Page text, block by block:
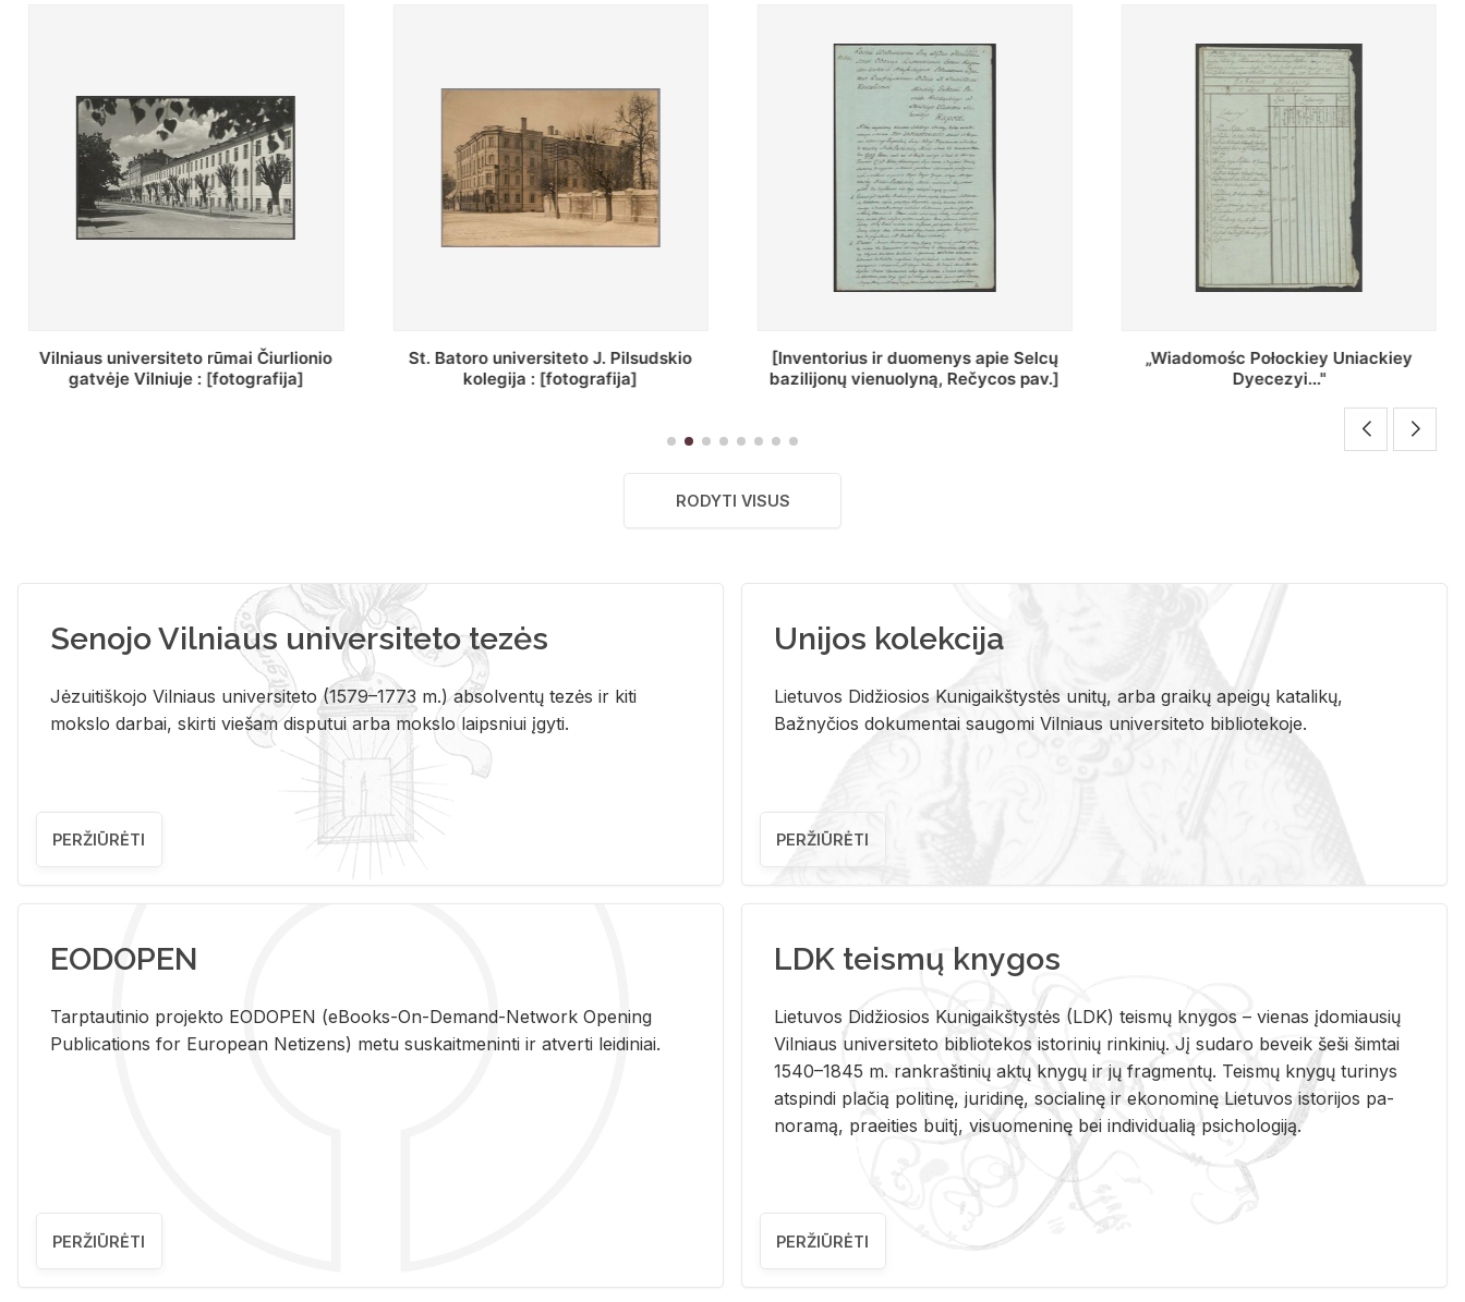
St. Batoro universiteto J. Pilsudskio
kolegija : [fotografija]
[Inventorius ir duomenys apie Selcų
bazilijonų vienuolyną, Rečycos pav.]
„Wiadomośc Połockiey Uniackiey
Dyecezyi..."
Regestr Parochow Dekanatu
Brzeskiego
RODYTI VISUS
Senojo Vilniaus universiteto tezės
Jėzuitiškojo Vilniaus universiteto (1579–1773 m.) absolventų tezės ir kiti
mokslo darbai, skirti viešam disputui arba mokslo laipsniui įgyti.
PERŽIŪRĖTI
Unijos kolekcija
Lietuvos Didžiosios Kunigaikštystės unitų, arba graikų apeigų katalikų,
Bažnyčios dokumentai saugomi Vilniaus universiteto bibliotekoje.
PERŽIŪRĖTI
EODOPEN
Tarp­tau­ti­nio pro­jek­to EO­DO­PEN (eBo­oks-On-De­mand-Ne­twork Ope­ning
Pub­li­ca­tions for Eu­ro­pe­an Ne­ti­zens) metu su­skait­me­nin­ti ir at­ver­ti lei­di­niai.
PERŽIŪRĖTI
LDK teismų knygos
Lie­tu­vos Di­džio­sios Ku­ni­gaikš­tys­tės (LDK) teis­mų kny­gos – vie­nas įdo­miau­sių
Vil­niaus uni­ver­si­te­to bi­b­lio­te­kos is­to­ri­nių rin­ki­nių. Jį su­da­ro be­veik šeši šim­tai
1540–1845 m. rank­raš­ti­nių aktų kny­gų ir jų frag­men­tų. Teis­mų kny­gų tu­ri­nys
at­spin­di pla­čią po­li­ti­nę, ju­ri­di­nę, so­cia­li­nę ir eko­no­mi­nę Lie­tu­vos is­to­ri­jos pa­
no­ra­mą, pra­ei­ties bui­tį, vi­suo­me­ni­nę bei in­di­vi­dua­lią psi­cho­lo­gi­ją.
PERŽIŪRĖTI